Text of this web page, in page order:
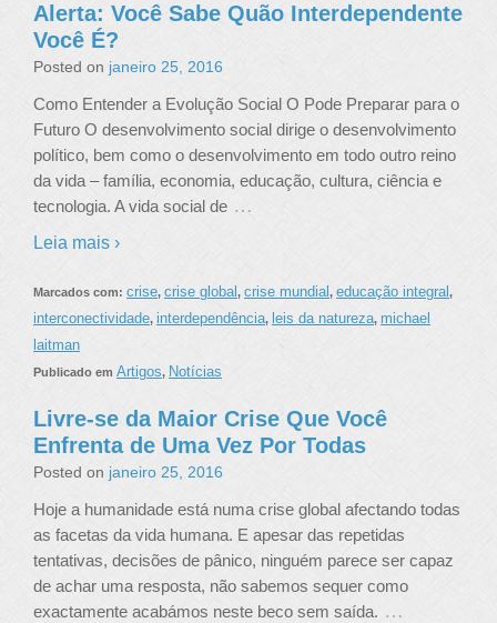
Alerta: Você Sabe Quão Interdependente
Você É?
Posted on janeiro 25, 2016
Como Entender a Evolução Social O Pode Preparar para o
Futuro O desenvolvimento social dirige o desenvolvimento
político, bem como o desenvolvimento em todo outro reino
da vida – família, economia, educação, cultura, ciência e
tecnologia. A vida social de …
Leia mais ›
Marcados com: crise, crise global, crise mundial, educação integral,
interconectividade, interdependência, leis da natureza, michael
laitman
Publicado em Artigos, Notícias
Livre-se da Maior Crise Que Você
Enfrenta de Uma Vez Por Todas
Posted on janeiro 25, 2016
Hoje a humanidade está numa crise global afectando todas
as facetas da vida humana. E apesar das repetidas
tentativas, decisões de pânico, ninguém parece ser capaz
de achar uma resposta, não sabemos sequer como
exactamente acabámos neste beco sem saída. …